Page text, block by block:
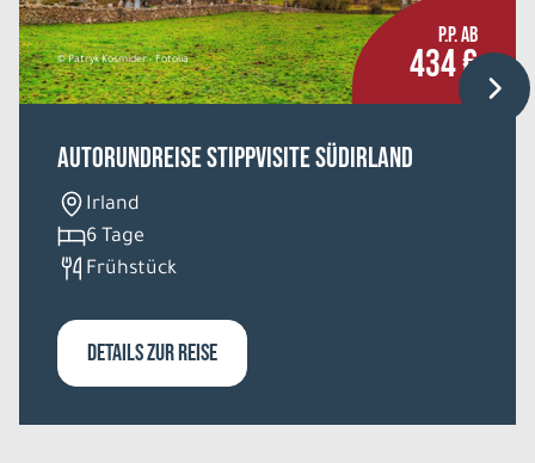
© Patryk Kosmider - Fotolia
P.P. AB
434 €
Autorundreise Stippvisite Südirland
Irland
6 Tage
Frühstück
DETAILS ZUR REISE